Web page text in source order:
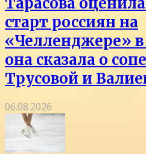
старт россиян на
«Челленджере»
она сказала о
Трусовой и
06.08.2026